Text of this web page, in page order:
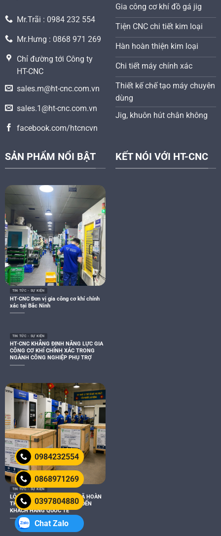
Mr.Trãi : 0984 232 554
Mr.Hưng : 0868 971 269
Chỉ đường tới Công ty
HT-CNC
sales.m@ht-cnc.com.vn
sales.1@ht-cnc.com.vn
facebook.com/htcncvn
Gia công cơ khí đồ gá jig
Tiện CNC chi tiết kim loại
Hàn hoàn thiện kim loại
Chi tiết máy chính xác
Thiết kế chế tạo máy chuyên
dùng
Jig, khuôn hút chân không
SẢN PHẨM NỔI BẬT
TIN TỨC - SỰ KIỆN
HT-CNC Đơn vị gia công cơ khí chính
xác tại Bắc Ninh
TIN TỨC - SỰ KIỆN
HT-CNC KHẲNG ĐỊNH NĂNG LỰC GIA
CÔNG CƠ KHÍ CHÍNH XÁC TRONG
NGÀNH CÔNG NGHIỆP PHỤ TRỢ
TIN TỨC - SỰ KIỆN
LÔ HÀNG XUẤT KHẨU USA ĐÃ HOÀN
THÀNH VÀ SẴN SÀNG GIAO ĐẾN
KHÁCH HÀNG QUỐC TẾ
KẾT NÓI VỚI HT-CNC
0984232554
0868971269
0397804880
Chat Zalo